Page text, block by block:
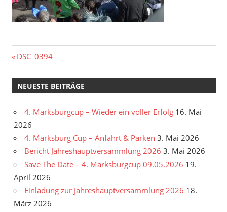
Beitragsnavigation
Vorheriger
Beitrag:
DSC_0394
NEUESTE BEITRÄGE
4. Marksburgcup – Wieder ein voller Erfolg 16. Mai
2026
4. Marksburg Cup – Anfahrt & Parken 3. Mai 2026
Bericht Jahreshauptversammlung 2026 3. Mai 2026
Save The Date – 4. Marksburgcup 09.05.2026 19.
April 2026
Einladung zur Jahreshauptversammlung 2026 18.
März 2026